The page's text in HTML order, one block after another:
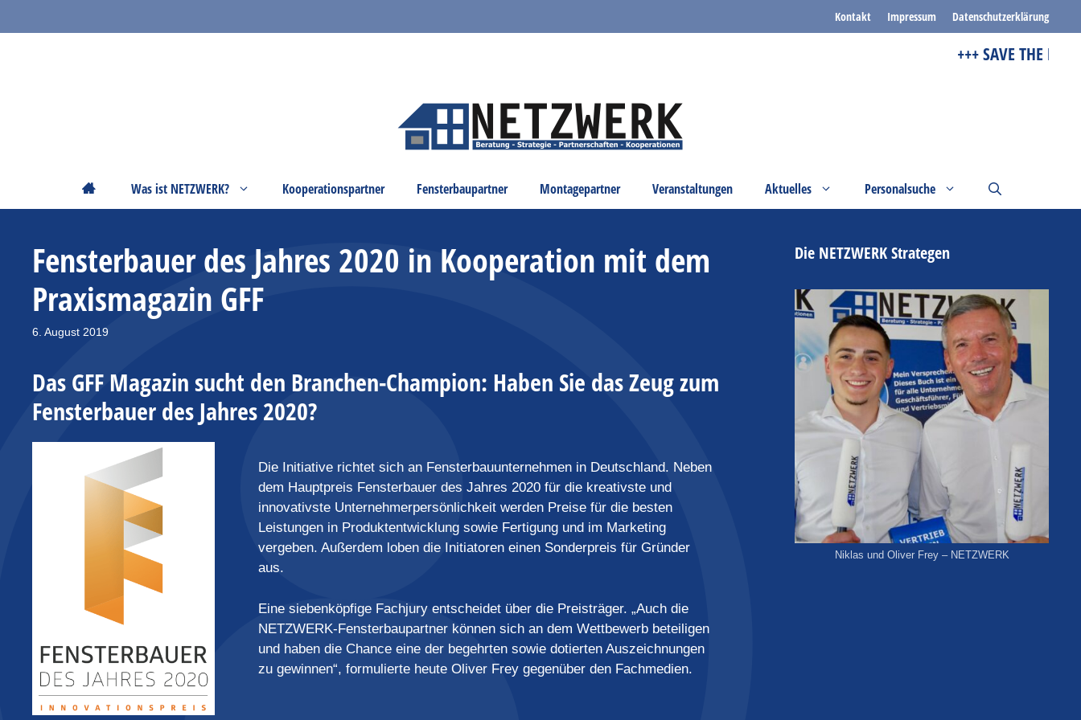
Inhalt
Kontakt Impressum Datenschutzerklärung
+++ SAVE THE DATE
StartseiteWas ist NETZWERK? Kooperationspartner Fensterbaupartner Montagepartner Veranstaltungen Aktuelles Personalsuche
Fensterbauer des Jahres 2020 in Kooperation mit dem
Praxismagazin GFF
6. August 2019
Das GFF Magazin sucht den Branchen-Champion: Haben Sie das Zeug zum
Fensterbauer des Jahres 2020?
Die Initiative richtet sich an Fensterbauunternehmen in Deutschland. Neben
dem Hauptpreis Fensterbauer des Jahres 2020 für die kreativste und
innovativste Unternehmerpersönlichkeit werden Preise für die besten
Leistungen in Produktentwicklung sowie Fertigung und im Marketing
vergeben. Außerdem loben die Initiatoren einen Sonderpreis für Gründer
aus.
Eine siebenköpfige Fachjury entscheidet über die Preisträger. „Auch die
NETZWERK-Fensterbaupartner können sich an dem Wettbewerb beteiligen
und haben die Chance eine der begehrten sowie dotierten Auszeichnungen
zu gewinnen“, formulierte heute Oliver Frey gegenüber den Fachmedien.
Die NETZWERK Strategen
Niklas und Oliver Frey – NETZWERK